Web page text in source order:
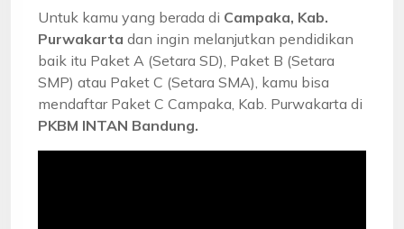
Untuk kamu yang berada di Campaka, Kab.
Purwakarta dan ingin melanjutkan pendidikan
baik itu Paket A (Setara SD), Paket B (Setara
SMP) atau Paket C (Setara SMA), kamu bisa
mendaftar Paket C Campaka, Kab. Purwakarta di
PKBM INTAN Bandung.